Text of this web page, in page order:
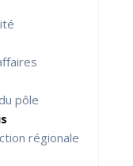
pôle
régionale